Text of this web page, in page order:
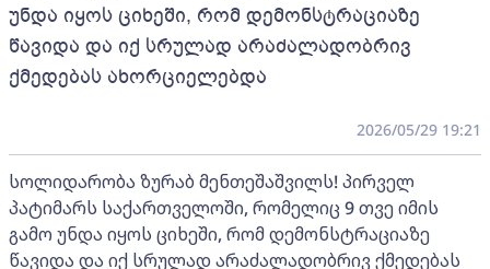
უნდა იყოს ციხეში, რომ დემონსტრაციაზე
წავიდა და იქ სრულად არაძალადობრივ
ქმედებას ახორციელებდა
2026/05/29 19:21
სოლიდარობა ზურაბ მენთეშაშვილს! პირველ
პატიმარს საქართველოში, რომელიც 9 თვე იმის
გამო უნდა იყოს ციხეში, რომ დემონსტრაციაზე
წავიდა და იქ სრულად არაძალადობრივ ქმედებას